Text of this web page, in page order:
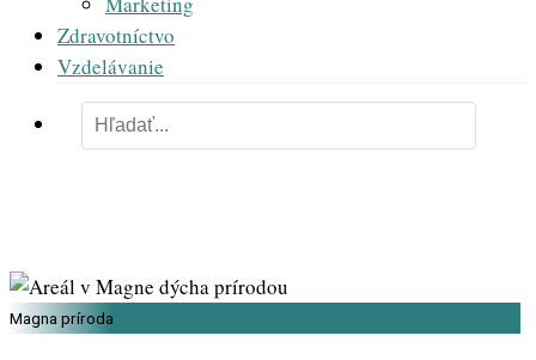
Zdravotníctvo
Vzdelávanie
Magna príroda